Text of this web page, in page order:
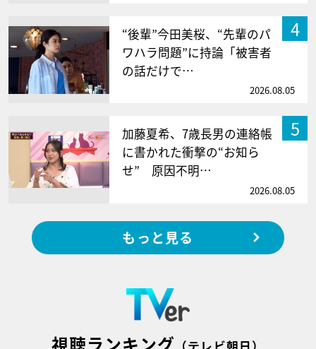
4
“後輩”今田美桜、“先輩のパ
ワハラ問題”に持論「被害者
の話だけで…
2026.08.05
5
加藤夏希、7歳長男の連絡帳
に書かれた衝撃の“お知ら
せ” 原因不明…
2026.08.05
もっと見る
視聴ランキング